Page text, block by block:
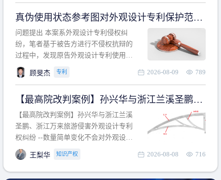
人数、活跃人数、市场占用率；（3）被
告主观因素：被告的主观恶意、是否明
知或应知、是否有
真伪使用状态参考图对外观设计专利保护范围
的影响
问题提出 本案系外观设计专利侵权纠
纷，笔者基于被告方进行不侵权抗辩的
过程中，发现原告外观设计专利使用状
态参考图中的外观设计与被告涉案商品
的视觉效果存在显著区别。故就使用状
保护范围确定进行了研究，将办案体会
与研究过程记录如下： 简要结论： 笔者
提出使用状态参考图应以
顾旻杰 专利 2026-08-09 789
【最高院改判案例】孙兴华与浙江兰溪圣鹏、
浙江万来旅游侵害外观设计专利权纠纷
【最高院改判案例】孙兴华与浙江兰溪
圣鹏、浙江万来旅游侵害外观设计专利
权纠纷 --数量简单变化不会对外观设计
产生视觉影响，及现有设计抗辩与专利
无效再审改判可以执行回转 【承办律
师】 王梨华 浙江杭知桥律师事务所 【案
王梨华 知识产权 2026-08-08 716